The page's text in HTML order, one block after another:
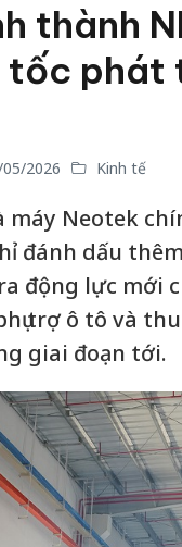
thành
phát
2026 Kinh tế
máy Neotek
đánh dấu
động lực mới
trợ ô tô và
giai đoạn tới.